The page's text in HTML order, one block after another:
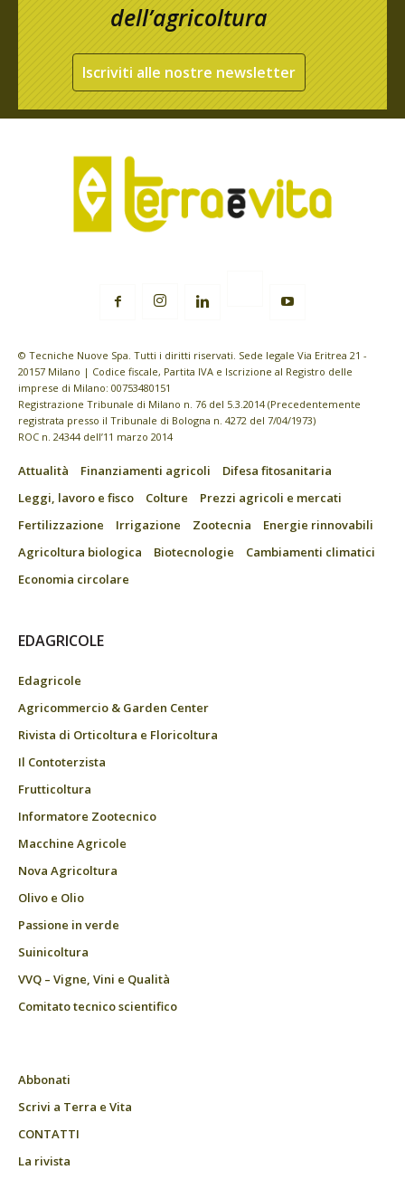
dell’agricoltura
Iscriviti alle nostre newsletter
© Tecniche Nuove Spa. Tutti i diritti riservati. Sede legale Via Eritrea 21 -
20157 Milano | Codice fiscale, Partita IVA e Iscrizione al Registro delle
imprese di Milano: 00753480151
Registrazione Tribunale di Milano n. 76 del 5.3.2014 (Precedentemente
registrata presso il Tribunale di Bologna n. 4272 del 7/04/1973)
ROC n. 24344 dell’11 marzo 2014
Attualità Finanziamenti agricoli
Difesa fitosanitaria
Leggi, lavoro e fisco
Colture
Prezzi agricoli e mercati
Fertilizzazione
Irrigazione Zootecnia
Energie rinnovabili
Agricoltura biologica
Biotecnologie
Cambiamenti climatici
Economia circolare
EDAGRICOLE
Edagricole
Agricommercio & Garden Center
Rivista di Orticoltura e Floricoltura
Il Contoterzista
Frutticoltura
Informatore Zootecnico
Macchine Agricole
Nova Agricoltura
Olivo e Olio
Passione in verde
Suinicoltura
VVQ – Vigne, Vini e Qualità
Comitato tecnico scientifico
Abbonati
Scrivi a Terra e Vita
CONTATTI
La rivista